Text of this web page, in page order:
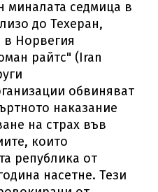
миналата седмица в
до Техеран,
в Норвегия
райтс" (Iran
обвиняват
наказание
на страх във
които
република от
насетне. Тези